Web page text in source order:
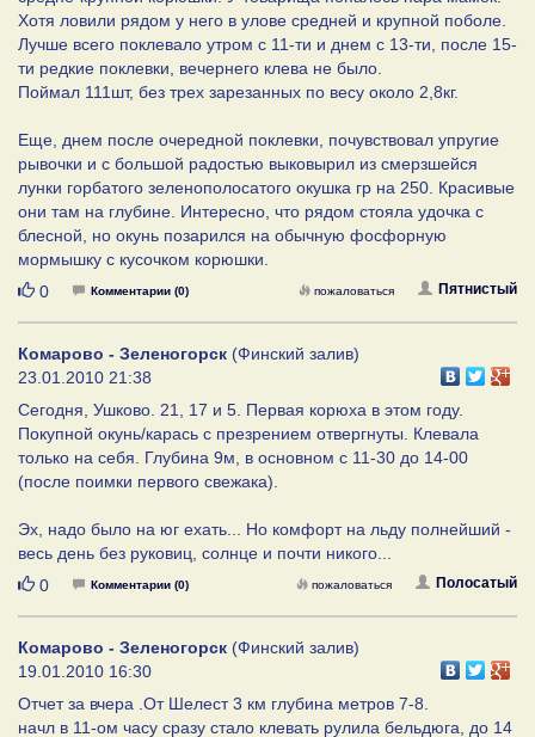
Хотя ловили рядом у него в улове средней и крупной поболе.
Лучше всего поклевало утром с 11-ти и днем с 13-ти, после 15-
ти редкие поклевки, вечернего клева не было.
Поймал 111шт, без трех зарезанных по весу около 2,8кг.
Еще, днем после очередной поклевки, почувствовал упругие
рывочки и с большой радостью выковырил из смерзшейся
лунки горбатого зеленополосатого окушка гр на 250. Красивые
они там на глубине. Интересно, что рядом стояла удочка с
блесной, но окунь позарился на обычную фосфорную
мормышку с кусочком корюшки.
Нравится
0 Комментарии (0) Пятнистый
пожаловаться
Комарово - Зеленогорск (Финский залив)
23.01.2010 21:38
Сегодня, Ушково. 21, 17 и 5. Первая корюха в этом году.
Покупной окунь/карась с презрением отвергнуты. Клевала
только на себя. Глубина 9м, в основном с 11-30 до 14-00
(после поимки первого свежака).
Эх, надо было на юг ехать... Но комфорт на льду полнейший -
весь день без руковиц, солнце и почти никого...
Нравится
0 Комментарии (0) Полосатый
пожаловаться
Комарово - Зеленогорск (Финский залив)
19.01.2010 16:30
Отчет за вчера .От Шелест 3 км глубина метров 7-8.
начл в 11-ом часу сразу стало клевать рулила бельдюга, до 14